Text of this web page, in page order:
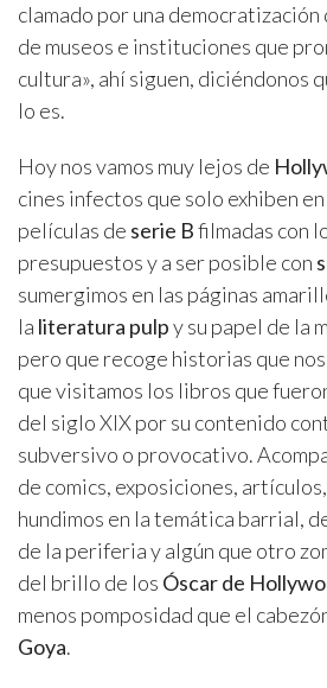
clamado por una democratización
de museos e instituciones que
cultura», ahí siguen, diciéndonos
lo es.
Hoy nos vamos muy lejos de
cines infectos que solo exhiben
películas de serie Bfilmadas con
presupuestos y a ser posible con
sumergimos en las páginas
la literatura pulpy su papel de la
pero que recoge historias que
que visitamos los libros que
del siglo XIX por su contenido
subversivo o provocativo.
de comics, exposiciones,
hundimos en la temática barrial,
de la periferia y algún que otro
del brillo de los Óscar de
menos pomposidad que el
Goya.